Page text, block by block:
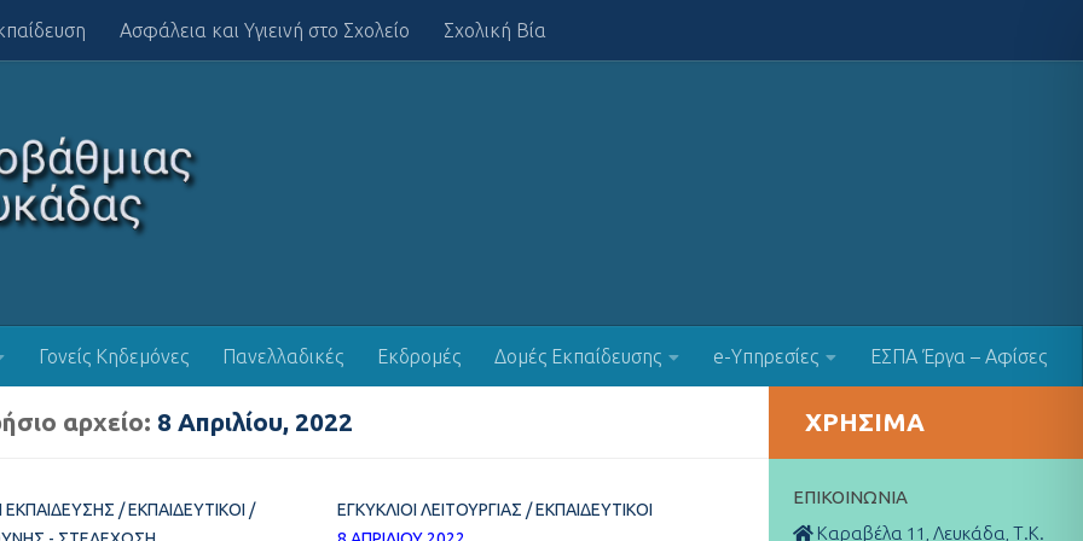
Ασφάλεια και Υγιεινή στο Σχολείο Σχολική Βία
Γονείς Κηδεμόνες Πανελλαδικές Εκδρομές Δομές Εκπαίδευσης e-Υπηρεσίες ΕΣΠΑ Έργα – Αφίσες
αρχείο: 8 Απριλίου, 2022
/ΕΚΠΑΙΔΕΥΤΙΚΟΊ /
ΕΓΚΎΚΛΙΟΙ ΛΕΙΤΟΥΡΓΊΑΣ /ΕΚΠΑΙΔΕΥΤΙΚΟΊ
ΧΡΉΣΙΜΑ
ΕΠΙΚΟΙΝΩΝΊΑ
Καραβέλα 11, Λευκάδα, Τ.Κ.